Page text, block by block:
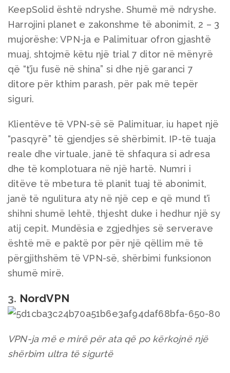
KeepSolid është ndryshe. Shumë më ndryshe.
Harrojini planet e zakonshme të abonimit, 2 – 3
mujorëshe: VPN-ja e Palimituar ofron gjashtë
muaj, shtojmë këtu një trial 7 ditor në mënyrë
që “t’ju fusë në shina” si dhe një garanci 7
ditore për kthim parash, për pak më tepër
siguri.
Klientëve të VPN-së së Palimituar, iu hapet një
“pasqyrë” të gjendjes së shërbimit. IP-të tuaja
reale dhe virtuale, janë të shfaqura si adresa
dhe të komplotuara në një hartë. Numri i
ditëve të mbetura të planit tuaj të abonimit,
janë të ngulitura aty në një cep e që mund t’i
shihni shumë lehtë, thjesht duke i hedhur një sy
atij cepit. Mundësia e zgjedhjes së serverave
është më e paktë por për një qëllim më të
përgjithshëm të VPN-së, shërbimi funksionon
shumë mirë.
3. NordVPN
VPN-ja më e mirë për ata që po kërkojnë një
shërbim ultra të sigurtë